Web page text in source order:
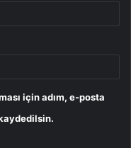
için adım, e-posta